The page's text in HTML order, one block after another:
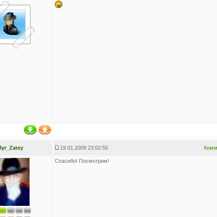
19.01.2009 23:02:55
Спасибо! Посмотрим!